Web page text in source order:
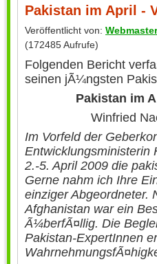
Pakistan im April -
Veröffentlicht von: Webmaster
(172485 Aufrufe)
Folgenden Bericht
seinen jÃ¼ngsten
Pakistan im
Winfried
Im Vorfeld der
Entwicklungsministerin
2.-5. April 2009 die
Gerne nahm ich Ihre
einziger Abgeordneter.
Afghanistan war ein
Ã¼berfÃ¤llig. Die
Pakistan-ExpertInnen